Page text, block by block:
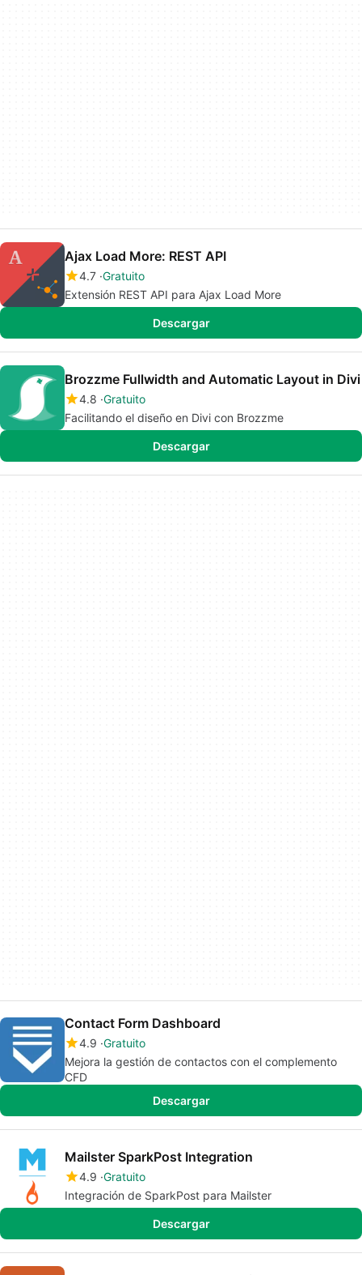
Ajax Load More: REST API
4.7 Gratuito
Extensión REST API para Ajax Load More
Descargar
Brozzme Fullwidth and Automatic Layout in Divi
4.8 Gratuito
Facilitando el diseño en Divi con Brozzme
Descargar
Contact Form Dashboard
4.9 Gratuito
Mejora la gestión de contactos con el complemento
CFD
Descargar
Mailster SparkPost Integration
4.9 Gratuito
Integración de SparkPost para Mailster
Descargar